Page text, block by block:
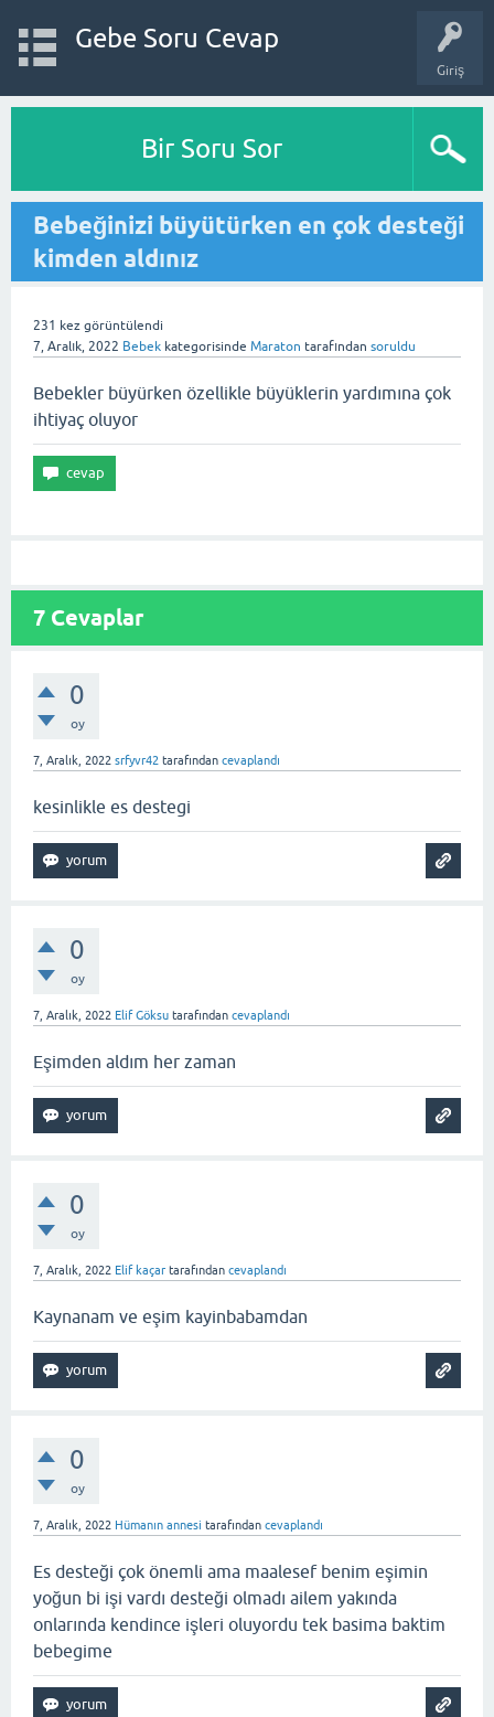
Giriş
Gebe Soru Cevap
Bir Soru Sor
Bebeğinizi büyütürken en çok desteği
kimden aldınız
231 kez görüntülendi
7, Aralık, 2022 Bebek kategorisinde Maraton tarafından soruldu
Bebekler büyürken özellikle büyüklerin yardımına çok
ihtiyaç oluyor
7 Cevaplar
0
oy
7, Aralık, 2022 srfyvr42 tarafından cevaplandı
kesinlikle es destegi
0
oy
7, Aralık, 2022 Elif Göksu tarafından cevaplandı
Eşimden aldım her zaman
0
oy
7, Aralık, 2022 Elif kaçar tarafından cevaplandı
Kaynanam ve eşim kayinbabamdan
0
oy
7, Aralık, 2022 Hümanın annesi tarafından cevaplandı
Es desteği çok önemli ama maalesef benim eşimin
yoğun bi işi vardı desteği olmadı ailem yakında
onlarında kendince işleri oluyordu tek basima baktim
bebegime